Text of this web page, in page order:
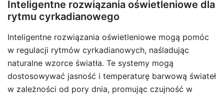
Inteligentne rozwiązania oświetleniowe dla
rytmu cyrkadianowego
Inteligentne rozwiązania oświetleniowe mogą pomóc
w regulacji rytmów cyrkadianowych, naśladując
naturalne wzorce światła. Te systemy mogą
dostosowywać jasność i temperaturę barwową świateł
w zależności od pory dnia, promując czujność w